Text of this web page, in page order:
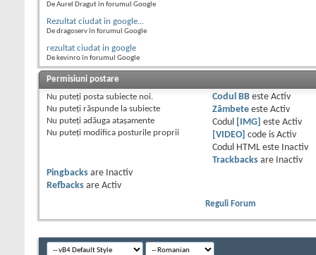
De Aurel Dragut în forumul Google
Rezultat ciudat in google...
De dragoserv în forumul Google
rezultat ciudat in google
De kevinro în forumul Google
Permisiuni postare
Nu puteţi posta subiecte noi.
Nu puteţi răspunde la subiecte
Nu puteţi adăuga ataşamente
Nu puteţi modifica posturile proprii
Codul BBeste Activ
Zâmbeteeste Activ
Codul
[IMG] este Activ
[VIDEO]
code is Activ
Codul HTML este
Inactiv
Trackbacksare
Inactiv
Pingbacks are
Inactiv
Refbacks are Activ
Reguli Forum